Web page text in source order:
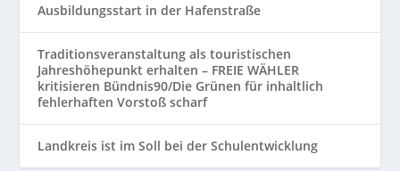
Ausbildungsstart in der Hafenstraße
Traditionsveranstaltung als touristischen
Jahreshöhepunkt erhalten – FREIE WÄHLER
kritisieren Bündnis90/Die Grünen für inhaltlich
fehlerhaften Vorstoß scharf
Landkreis ist im Soll bei der Schulentwicklung